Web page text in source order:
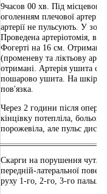
9часов 00 хв. Під місцевою
оголенням плечової артерії
артерії не пульсують. У
Проведена артеріотомія, в
Фогерті на 16 см. Отримано
(променеву та ліктьову
отримані. Артерія ушита
пошарово ушита. На шкіру
пов'язка.
Через 2 години після
кінцівку потепліла,
порожевіла, але пульс
Скарги на порушення
передній-латеральної
руху 1-го, 2-го, 3-го пальців